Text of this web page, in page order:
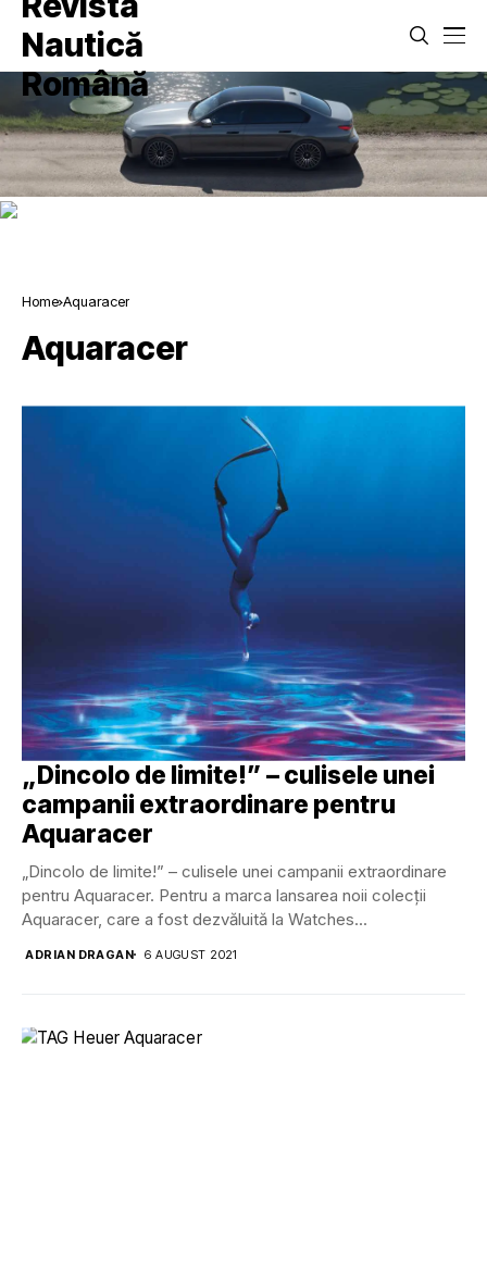
Home Aquaracer
Aquaracer
„Dincolo de limite!” – culisele unei
campanii extraordinare pentru
Aquaracer
„Dincolo de limite!” – culisele unei campanii extraordinare
pentru Aquaracer. Pentru a marca lansarea noii colecții
Aquaracer, care a fost dezvăluită la Watches...
ADRIAN DRAGAN 6 AUGUST 2021